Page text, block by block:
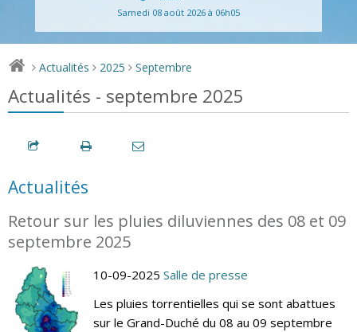
Samedi 08 août 2026 à 06h05
> Actualités > 2025 > Septembre
Actualités - septembre 2025
Actualités
Retour sur les pluies diluviennes des 08 et 09
septembre 2025
10-09-2025 Salle de presse
Les pluies torrentielles qui se sont abattues
sur le Grand-Duché du 08 au 09 septembre